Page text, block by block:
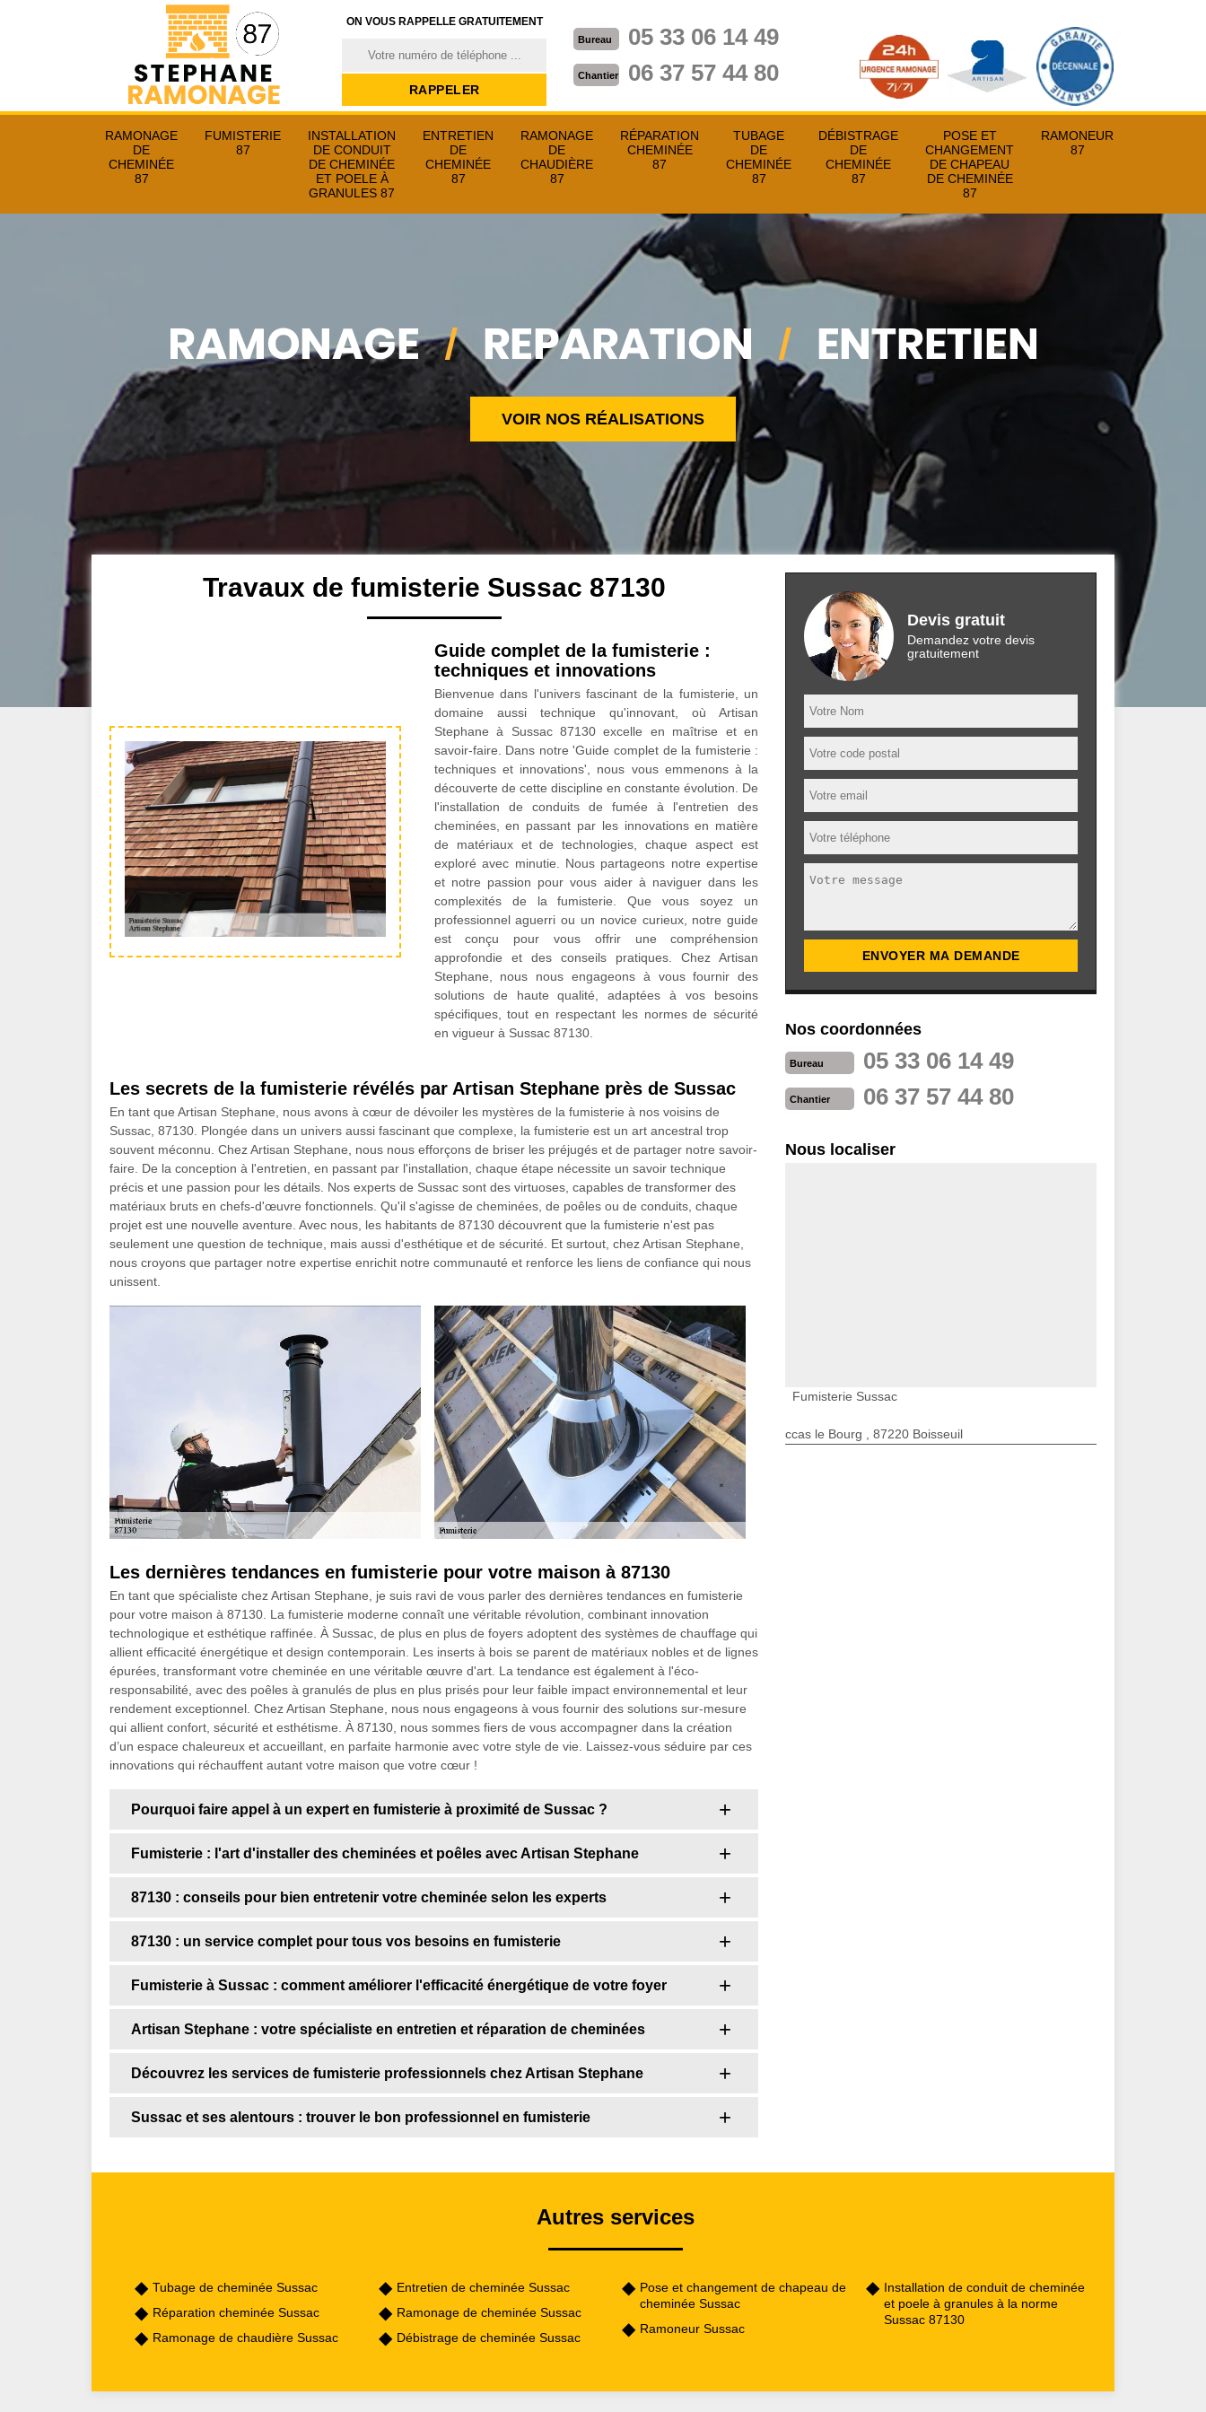
ON VOUS RAPPELLE GRATUITEMENT
Bureau 05 33 06 14 49
Chantier 06 37 57 44 80
RAMONAGE
DE
CHEMINÉE
87
FUMISTERIE
87
INSTALLATION
DE CONDUIT
DE CHEMINÉE
ET POELE À
GRANULES 87
ENTRETIEN
DE
CHEMINÉE
87
RAMONAGE
DE
CHAUDIÈRE
87
RÉPARATION
CHEMINÉE
87
TUBAGE
DE
CHEMINÉE
87
DÉBISTRAGE
DE
CHEMINÉE
87
POSE ET
CHANGEMENT
DE CHAPEAU
DE CHEMINÉE
87
RAMONEUR
87
VOIR NOS RÉALISATIONS
Travaux de fumisterie Sussac 87130
Guide complet de la fumisterie :
techniques et innovations
Bienvenue dans l'univers fascinant de la fumisterie, un
domaine aussi technique qu'innovant, où Artisan
Stephane à Sussac 87130 excelle en maîtrise et en
savoir-faire. Dans notre 'Guide complet de la fumisterie :
techniques et innovations', nous vous emmenons à la
découverte de cette discipline en constante évolution. De
l'installation de conduits de fumée à l'entretien des
cheminées, en passant par les innovations en matière
de matériaux et de technologies, chaque aspect est
exploré avec minutie. Nous partageons notre expertise
et notre passion pour vous aider à naviguer dans les
complexités de la fumisterie. Que vous soyez un
professionnel aguerri ou un novice curieux, notre guide
est conçu pour vous offrir une compréhension
approfondie et des conseils pratiques. Chez Artisan
Stephane, nous nous engageons à vous fournir des
solutions de haute qualité, adaptées à vos besoins
spécifiques, tout en respectant les normes de sécurité
en vigueur à Sussac 87130.
Les secrets de la fumisterie révélés par Artisan Stephane près de Sussac
En tant que Artisan Stephane, nous avons à cœur de dévoiler les mystères de la fumisterie à nos voisins de
Sussac, 87130. Plongée dans un univers aussi fascinant que complexe, la fumisterie est un art ancestral trop
souvent méconnu. Chez Artisan Stephane, nous nous efforçons de briser les préjugés et de partager notre savoir-
faire. De la conception à l'entretien, en passant par l'installation, chaque étape nécessite un savoir technique
précis et une passion pour les détails. Nos experts de Sussac sont des virtuoses, capables de transformer des
matériaux bruts en chefs-d'œuvre fonctionnels. Qu'il s'agisse de cheminées, de poêles ou de conduits, chaque
projet est une nouvelle aventure. Avec nous, les habitants de 87130 découvrent que la fumisterie n'est pas
seulement une question de technique, mais aussi d'esthétique et de sécurité. Et surtout, chez Artisan Stephane,
nous croyons que partager notre expertise enrichit notre communauté et renforce les liens de confiance qui nous
unissent.
Les dernières tendances en fumisterie pour votre maison à 87130
En tant que spécialiste chez Artisan Stephane, je suis ravi de vous parler des dernières tendances en fumisterie
pour votre maison à 87130. La fumisterie moderne connaît une véritable révolution, combinant innovation
technologique et esthétique raffinée. À Sussac, de plus en plus de foyers adoptent des systèmes de chauffage qui
allient efficacité énergétique et design contemporain. Les inserts à bois se parent de matériaux nobles et de lignes
épurées, transformant votre cheminée en une véritable œuvre d'art. La tendance est également à l'éco-
responsabilité, avec des poêles à granulés de plus en plus prisés pour leur faible impact environnemental et leur
rendement exceptionnel. Chez Artisan Stephane, nous nous engageons à vous fournir des solutions sur-mesure
qui allient confort, sécurité et esthétisme. À 87130, nous sommes fiers de vous accompagner dans la création
d’un espace chaleureux et accueillant, en parfaite harmonie avec votre style de vie. Laissez-vous séduire par ces
innovations qui réchauffent autant votre maison que votre cœur !
Pourquoi faire appel à un expert en fumisterie à proximité de Sussac ?
Fumisterie : l'art d'installer des cheminées et poêles avec Artisan Stephane
87130 : conseils pour bien entretenir votre cheminée selon les experts
87130 : un service complet pour tous vos besoins en fumisterie
Fumisterie à Sussac : comment améliorer l'efficacité énergétique de votre foyer
Artisan Stephane : votre spécialiste en entretien et réparation de cheminées
Découvrez les services de fumisterie professionnels chez Artisan Stephane
Sussac et ses alentours : trouver le bon professionnel en fumisterie
Devis gratuit
Demandez votre devis
gratuitement
Nos coordonnées
Bureau 05 33 06 14 49
Chantier 06 37 57 44 80
Nous localiser
Fumisterie Sussac
ccas le Bourg , 87220 Boisseuil
Autres services
Tubage de cheminée Sussac
Réparation cheminée Sussac
Ramonage de chaudière Sussac
Entretien de cheminée Sussac
Ramonage de cheminée Sussac
Débistrage de cheminée Sussac
Pose et changement de chapeau de
cheminée Sussac
Ramoneur Sussac
Installation de conduit de cheminée
et poele à granules à la norme
Sussac 87130